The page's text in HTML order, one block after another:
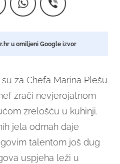
u omiljeni Google izvor
za Chefa Marina Plešu
zrači nevjerojatnom
zrelošću u kuhinji.
jela odmah daje
talentom još dug
uspjeha leži u